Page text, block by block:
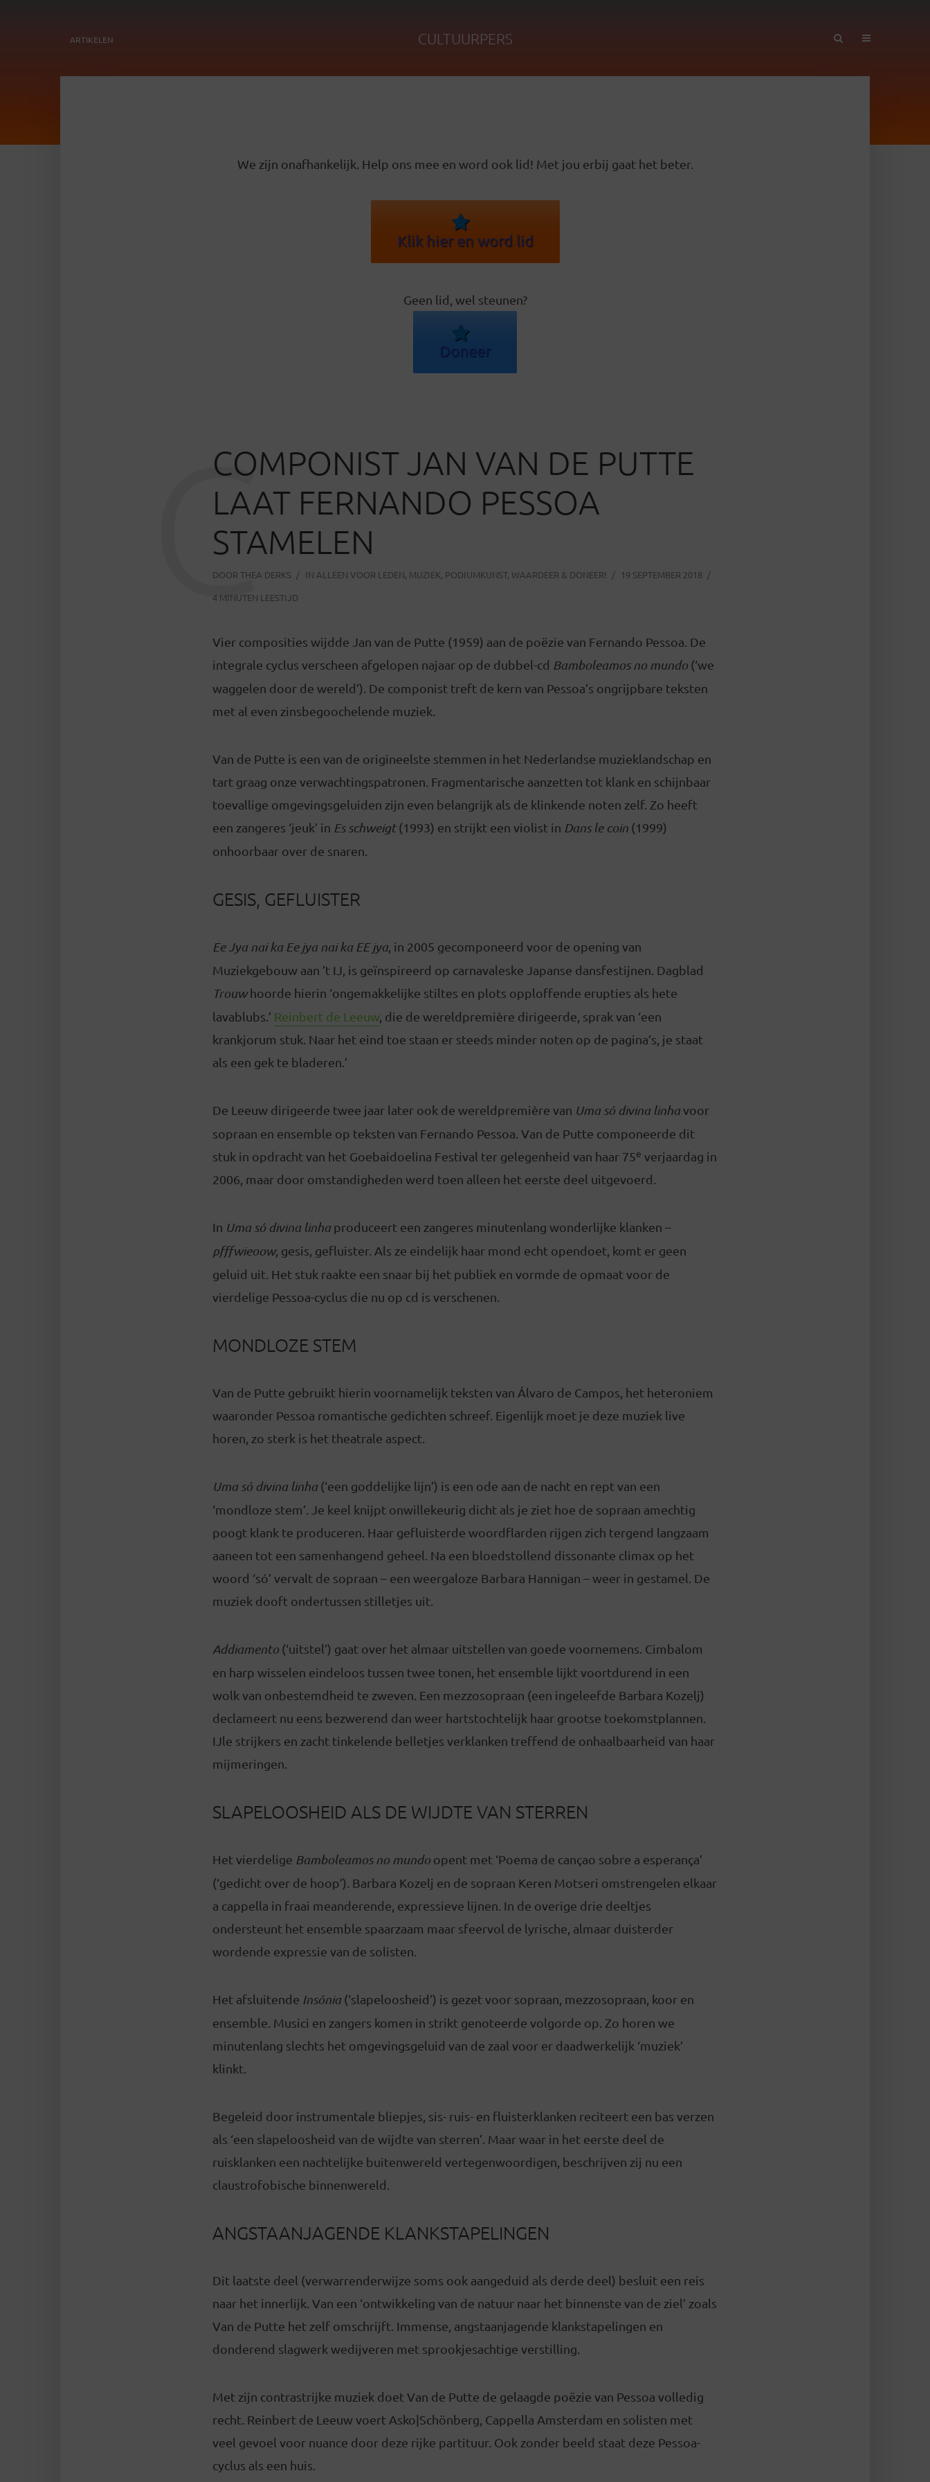
ARTIKELEN CULTUURPERS
We zijn onafhankelijk. Help ons mee en word ook lid! Met jou erbij gaat het beter.
Klik hier en word lid
Geen lid, wel steunen?
Doneer
COMPONIST JAN VAN DE PUTTE
LAAT FERNANDO PESSOA
STAMELEN
DOOR THEA DERKS IN ALLEEN VOOR LEDEN, MUZIEK, PODIUMKUNST, WAARDEER & DONEER!
19 SEPTEMBER 2018
4 MINUTEN LEESTIJD
C
Vier composities wijdde Jan van de Putte (1959) aan de poëzie van Fernando Pessoa. De
integrale cyclus verscheen afgelopen najaar op de dubbel-cd Bamboleamos no mundo (‘we
waggelen door de wereld’). De componist treft de kern van Pessoa’s ongrijpbare teksten
met al even zinsbegoochelende muziek.
Van de Putte is een van de origineelste stemmen in het Nederlandse muzieklandschap en
tart graag onze verwachtingspatronen. Fragmentarische aanzetten tot klank en schijnbaar
toevallige omgevingsgeluiden zijn even belangrijk als de klinkende noten zelf. Zo heeft
een zangeres ‘jeuk’ in Es schweigt(1993) en strijkt een violist in Dans le coin (1999)
onhoorbaar over de snaren.
GESIS, GEFLUISTER
Ee Jya nai ka Ee jya nai ka EE jya, in 2005 gecomponeerd voor de opening van
Muziekgebouw aan ’t IJ, is geïnspireerd op carnavaleske Japanse dansfestijnen. Dagblad
Trouwhoorde hierin ‘ongemakkelijke stiltes en plots opploffende erupties als hete
lavablubs.’ Reinbert de Leeuw, die de wereldpremière dirigeerde, sprak van ‘een
krankjorum stuk. Naar het eind toe staan er steeds minder noten op de pagina’s, je staat
als een gek te bladeren.’
De Leeuw dirigeerde twee jaar later ook de wereldpremière van Uma só divina linhavoor
sopraan en ensemble op teksten van Fernando Pessoa. Van de Putte componeerde dit
stuk in opdracht van het Goebaidoelina Festival ter gelegenheid van haar 75e verjaardag in
2006, maar door omstandigheden werd toen alleen het eerste deel uitgevoerd.
In Uma só divina linha produceert een zangeres minutenlang wonderlijke klanken –
pfffwieoow, gesis, gefluister. Als ze eindelijk haar mond echt opendoet, komt er geen
geluid uit. Het stuk raakte een snaar bij het publiek en vormde de opmaat voor de
vierdelige Pessoa-cyclus die nu op cd is verschenen.
MONDLOZE STEM
Van de Putte gebruikt hierin voornamelijk teksten van Álvaro de Campos, het heteroniem
waaronder Pessoa romantische gedichten schreef. Eigenlijk moet je deze muziek live
horen, zo sterk is het theatrale aspect.
Uma só divina linha (‘een goddelijke lijn’) is een ode aan de nacht en rept van een
‘mondloze stem’. Je keel knijpt onwillekeurig dicht als je ziet hoe de sopraan amechtig
poogt klank te produceren. Haar gefluisterde woordflarden rijgen zich tergend langzaam
aaneen tot een samenhangend geheel. Na een bloedstollend dissonante climax op het
woord ‘só’ vervalt de sopraan – een weergaloze Barbara Hannigan – weer in gestamel. De
muziek dooft ondertussen stilletjes uit.
Addiamento (‘uitstel’) gaat over het almaar uitstellen van goede voornemens. Cimbalom
en harp wisselen eindeloos tussen twee tonen, het ensemble lijkt voortdurend in een
wolk van onbestemdheid te zweven. Een mezzosopraan (een ingeleefde Barbara Kozelj)
declameert nu eens bezwerend dan weer hartstochtelijk haar grootse toekomstplannen.
IJle strijkers en zacht tinkelende belletjes verklanken treffend de onhaalbaarheid van haar
mijmeringen.
SLAPELOOSHEID ALS DE WIJDTE VAN STERREN
Het vierdelige Bamboleamos no mundo opent met ‘Poema de cançao sobre a esperança’
(‘gedicht over de hoop’). Barbara Kozelj en de sopraan Keren Motseri omstrengelen elkaar
a cappella in fraai meanderende, expressieve lijnen. In de overige drie deeltjes
ondersteunt het ensemble spaarzaam maar sfeervol de lyrische, almaar duisterder
wordende expressie van de solisten.
Het afsluitende Insónia (‘slapeloosheid’) is gezet voor sopraan, mezzosopraan, koor en
ensemble. Musici en zangers komen in strikt genoteerde volgorde op. Zo horen we
minutenlang slechts het omgevingsgeluid van de zaal voor er daadwerkelijk ‘muziek’
klinkt.
Begeleid door instrumentale bliepjes, sis- ruis- en fluisterklanken reciteert een bas verzen
als ‘een slapeloosheid van de wijdte van sterren’. Maar waar in het eerste deel de
ruisklanken een nachtelijke buitenwereld vertegenwoordigen, beschrijven zij nu een
claustrofobische binnenwereld.
ANGSTAANJAGENDE KLANKSTAPELINGEN
Dit laatste deel (verwarrenderwijze soms ook aangeduid als derde deel) besluit een reis
naar het innerlijk. Van een ‘ontwikkeling van de natuur naar het binnenste van de ziel’ zoals
Van de Putte het zelf omschrijft. Immense, angstaanjagende klankstapelingen en
donderend slagwerk wedijveren met sprookjesachtige verstilling.
Met zijn contrastrijke muziek doet Van de Putte de gelaagde poëzie van Pessoa volledig
recht. Reinbert de Leeuw voert Asko|Schönberg, Cappella Amsterdam en solisten met
veel gevoel voor nuance door deze rijke partituur. Ook zonder beeld staat deze Pessoa-
cyclus als een huis.